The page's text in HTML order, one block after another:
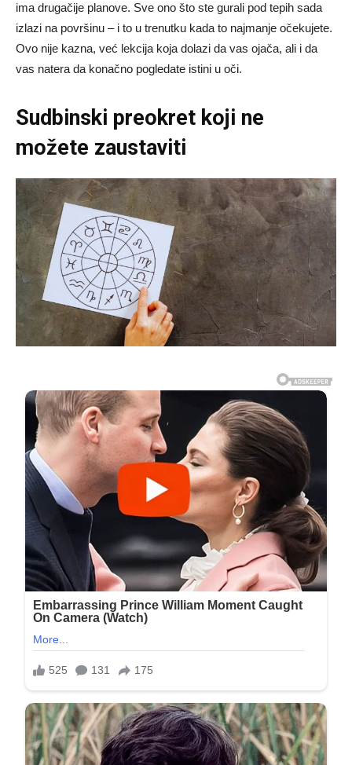
ima drugačije planove. Sve ono što ste gurali pod tepih sada
izlazi na površinu – i to u trenutku kada to najmanje očekujete.
Ovo nije kazna, već lekcija koja dolazi da vas ojača, ali i da
vas natera da konačno pogledate istini u oči.
Sudbinski preokret koji ne
možete zaustaviti